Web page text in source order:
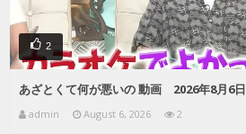
2
あざとくて何が悪いの 動画 2026年8月6日
admin August 6, 2026 2